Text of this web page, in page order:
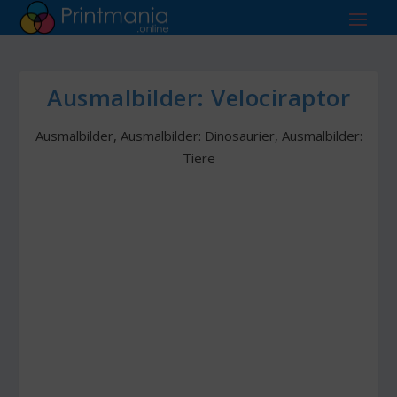
Ausmalbilder: Velociraptor
Ausmalbilder, Ausmalbilder: Dinosaurier, Ausmalbilder:
Tiere